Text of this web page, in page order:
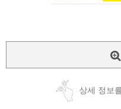
상세 정보